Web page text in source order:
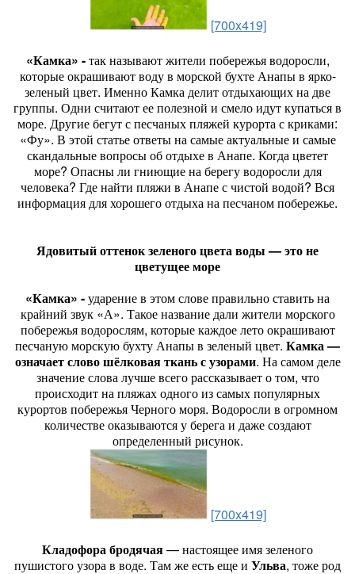
[700x419]
«Камка» -так называют жители побережья водоросли,
которые окрашивают воду в морской бухте Анапы в ярко-
зеленый цвет. Именно Камка делит отдыхающих на две
группы. Одни считают ее полезной и смело идут купаться в
море. Другие бегут с песчаных пляжей курорта с криками:
«Фу». В этой статье ответы на самые актуальные и самые
скандальные вопросы об отдыхе в Анапе. Когда цветет
море? Опасны ли гниющие на берегу водоросли для
человека? Где найти пляжи в Анапе с чистой водой? Вся
информация для хорошего отдыха на песчаном побережье.
Ядовитый оттенок зеленого цвета воды — это не
цветущее море
«Камка» -ударение в этом слове правильно ставить на
крайний звук «А». Такое название дали жители морского
побережья водорослям, которые каждое лето окрашивают
песчаную морскую бухту Анапы в зеленый цвет. Камка —
означает слово шёлковая ткань с узорами. На самом деле
значение слова лучше всего рассказывает о том, что
происходит на пляжах одного из самых популярных
курортов побережья Черного моря. Водоросли в огромном
количестве оказываются у берега и даже создают
определенный рисунок.
[700x419]
Кладофора бродячая— настоящее имя зеленого
пушистого узора в воде. Там же есть еще и Ульва, тоже род